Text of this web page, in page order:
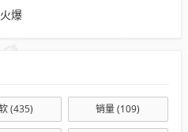
爆
(435) 销量(109)